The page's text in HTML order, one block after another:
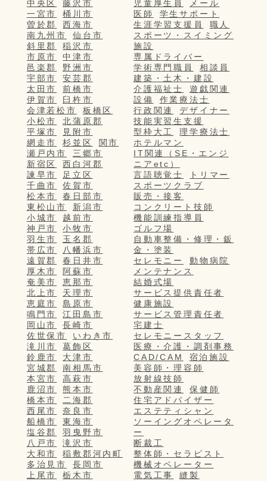
中央区
藤沢市
一宮市
桶川市
曽於郡
西海市
南九州市
仙台市
斜里郡
稲沢市
市原市
中津市
邑楽郡
野洲市
宇部市
安芸郡
太田市
前橋市
伊賀市
臼杵市
会津若松市
板橋区
小松市
北蒲原郡
平塚市
見附市
網走市
杉並区
関市
瀬戸内市
三郷市
新宿区
西白河郡
諫早市
足立区
千曲市
佐賀市
松本市
春日部市
東松山市
新潟市
小城市
越前市
神戸市
小牧市
羽生市
玉名郡
帯広市
八幡浜市
遠賀郡
春日井市
厚木市
阿蘇市
奄美市
恵那市
北上市
天理市
恵庭市
島原市
鳴門市
江田島市
岡山市
長崎市
佐世保市
いわき市
滝川市
葛飾区
鈴鹿市
大津市
宮城郡
南相馬市
本宮市
高萩市
鹿沼市
熊本市
橋本市
二海郡
西尾市
奈良市
船橋市
東海市
塩谷郡
羽曳野市
八戸市
滝沢市
大和市
稲敷郡河内町
多治見市
長岡市
上尾市
栃木市
児童厚生員
メール
医師
学生サポート
生涯学習支援員
職人
スポーツ・スイミング
施設
専属ドライバー
学術専門職員
相談員
建築・土木・建設
介護福祉士
遊戯関連
設備
作業療法士
行政関連
デザイナー
技能実習生支援
型枠大工
理学療法士
ホテルマン
IT関連（SE・エンジ
ニアetc）
言語聴覚士
トリマー
スポーツクラブ
販売・接客
コンクリート技師
機能訓練指導員
ゴルフ場
自動車整備・修理・鈑
金・塗装
セレモニー
動物病院
メンテナンス
結婚式場
サービス提供責任者
健康施設
サービス管理責任者
宅建士
セレモニースタッフ
医療・介護・調剤事務
CAD/CAM
宿泊施設
美容師・理容師
放射線技師
不動産関連
保健師
住宅アドバイザー
エステティシャン
ソーイングオペレータ
ー
断裁工
整体師・セラピスト
機械オペレーター
電気工事
縫製